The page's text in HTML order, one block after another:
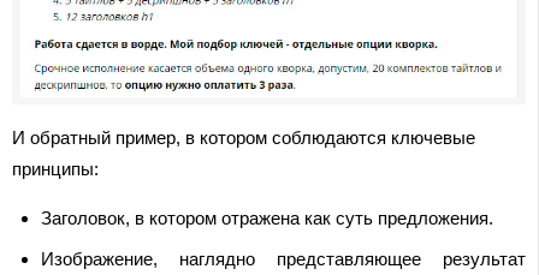
И обратный пример, в котором соблюдаются ключевые
принципы:
Заголовок, в котором отражена как суть предложения.
Изображение, наглядно представляющее результат